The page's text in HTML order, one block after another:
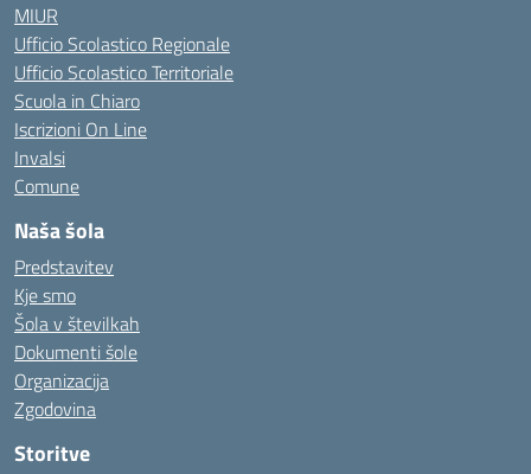
MIUR
Ufficio Scolastico Regionale
Ufficio Scolastico Territoriale
Scuola in Chiaro
Iscrizioni On Line
Invalsi
Comune
Naša šola
Predstavitev
Kje smo
Šola v številkah
Dokumenti šole
Organizacija
Zgodovina
Storitve